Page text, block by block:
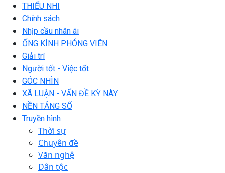
THIẾU NHI
Chính sách
Nhịp cầu nhân ái
ỐNG KÍNH PHÓNG VIÊN
Giải trí
Người tốt - Việc tốt
GÓC NHÌN
XÃ LUẬN - VẤN ĐỀ KỲ NÀY
NỀN TẢNG SỐ
Truyền hình
Thời sự
Chuyên đề
Văn nghệ
Dân tộc